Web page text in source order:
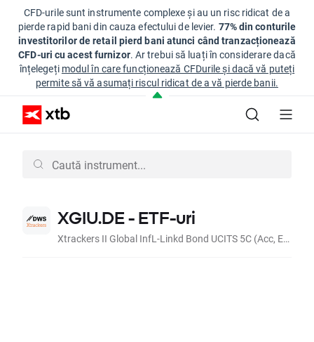
CFD-urile sunt instrumente complexe și au un risc ridicat de a
pierde rapid bani din cauza efectului de levier. 77% din conturile
investitorilor de retail pierd bani atunci când tranzacționează
CFD-uri cu acest furnizor. Ar trebui să luați în considerare dacă
înțelegeți modul în care funcționează CFDurile și dacă vă puteți
permite să vă asumați riscul ridicat de a vă pierde banii.
XGIU.DE - ETF-uri
Xtrackers II Global InfL-Linkd Bond UCITS 5C (Acc, EUR)